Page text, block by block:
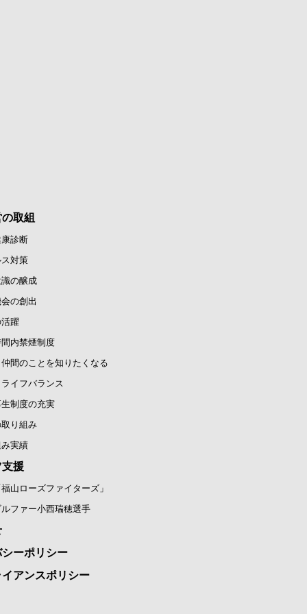
取組
診断
対策
の醸成
の創出
躍
内禁煙制度
仲間のことを知りたくなる
イフバランス
制度の充実
り組み
実績
支援
山ローズファイターズ」
ファー小西瑞穂選手
ーポリシー
イアンスポリシー